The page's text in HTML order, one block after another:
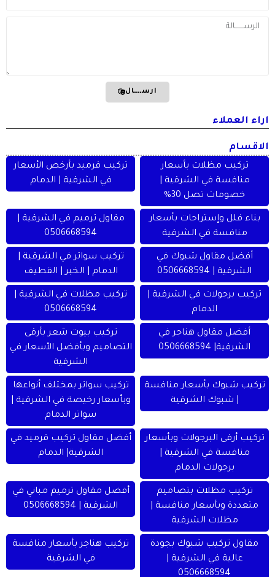
ارســــال
اراء العملاء
الاقسام
تركيب مظلات بأسعار
منافسة في الشرقية |
خصومات تصل 30%
تركيب قرميد بأرخص الأسعار
في الشرقية | الدمام
بناء فلل وإستراحات بأسعار
منافسة في الشرقية
مقاول ترميم في الشرقية |
0506668594
أفضل مقاول شبوك في
الشرقية | 0506668594
تركيب سواتر في الشرقية |
الدمام | الخبر | القطيف
تركيب برجولات في الشرقية |
الدمام
تركيب مظلات في الشرقية |
0506668594
أفضل مقاول هناجر في
الشرقية| 0506668594
تركيب بيوت شعر بأرقى
التصاميم وبأفضل الأسعار في
الشرقية
تركيب شبوك بأسعار منافسة
| شبوك الشرقية
تركيب سواتر بمختلف أنواعها
وبأسعار رخيصة في الشرقية |
سواتر الدمام
تركيب أرقى البرجولات وبأسعار
منافسة في الشرقية |
برجولات الدمام
أفضل مقاول تركيب قرميد في
الشرقية| الدمام
تركيب مظلات بتصاميم
متعددة وبأسعار منافسة |
مظلات الشرقية
أفضل مقاول ترميم مباني في
الشرقية | 0506668594
مقاول تركيب شبوك بجودة
عالية في الشرقية |
0506668594
تركيب هناجر بأسعار منافسة
في الشرقية